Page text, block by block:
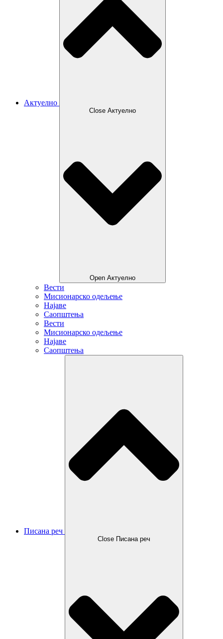
Актуелно
Close Актуелно
Open Актуелно
Вести
Мисионарско одељење
Најаве
Саопштења
Вести
Мисионарско одељење
Најаве
Саопштења
Писана реч
Close Писана реч